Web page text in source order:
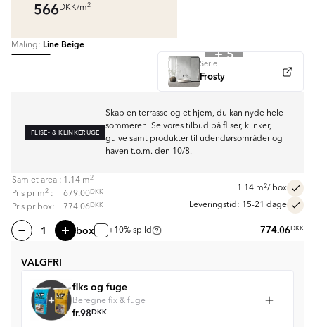
566DKK/m2
Maling: Line Beige
+ 5
Serie
Frosty
FLISE- & KLINKERUGE
Skab en terrasse og et hjem, du kan nyde hele
sommeren. Se vores tilbud på fliser, klinker,
gulve samt produkter til udendørsområder og
haven t.o.m. den 10/8.
Samlet areal: 1.14 m 2
Pris pr m 2 : 679.00DKK
Pris pr box: 774.06DKK
1.14 m2/ box
Leveringstid: 15-21 dage
box +10% spild 774.06DKK
VALGFRI
fiks og fuge
Beregne fix & fuge
fr.98DKK